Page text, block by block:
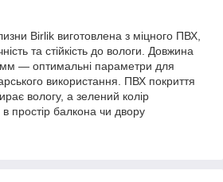
Birlik виготовлена з міцного ПВХ,
та стійкість до вологи. Довжина
мм — оптимальні параметри для
використання. ПВХ покриття
вологу, а зелений колір
простір балкона чи двору